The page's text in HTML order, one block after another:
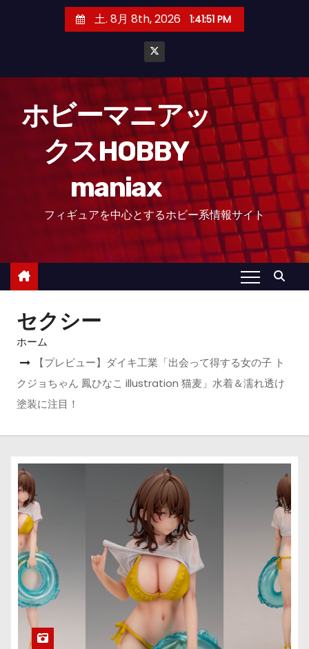
土. 8月 8th, 2026 1:41:52 PM
ホビーマニアッ
クスHOBBY
maniax
フィギュアを中心とするホビー系情報サイト
セクシー
ホーム
【プレビュー】ダイキ工業「出会って得する女の子 ト
クジョちゃん 鳳ひなこ illustration 猫麦」水着＆濡れ透け
塗装に注目！